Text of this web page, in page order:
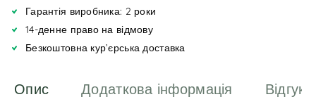
t
i
Гарантія виробника: 2 роки
14-денне право на відмову
Безкоштовна кур’єрська доставка
Опис Додаткова інформація